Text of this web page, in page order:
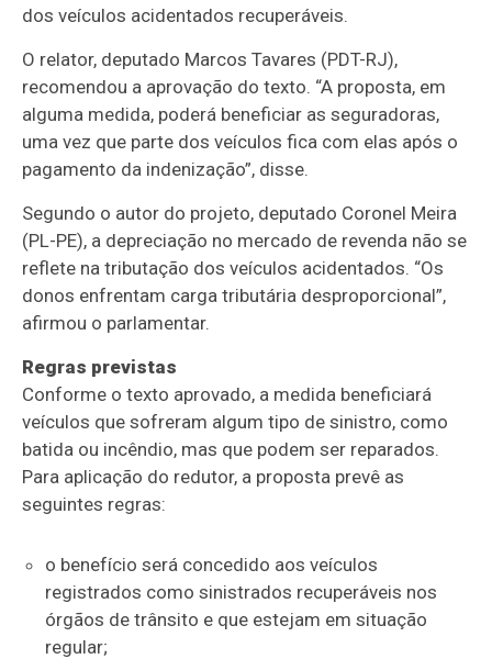
dos veículos acidentados recuperáveis.
O relator, deputado Marcos Tavares (PDT-RJ),
recomendou a aprovação do texto. “A proposta, em
alguma medida, poderá beneficiar as seguradoras,
uma vez que parte dos veículos fica com elas após o
pagamento da indenização”, disse.
Segundo o autor do projeto, deputado Coronel Meira
(PL-PE), a depreciação no mercado de revenda não se
reflete na tributação dos veículos acidentados. “Os
donos enfrentam carga tributária desproporcional”,
afirmou o parlamentar.
Regras previstas
Conforme o texto aprovado, a medida beneficiará
veículos que sofreram algum tipo de sinistro, como
batida ou incêndio, mas que podem ser reparados.
Para aplicação do redutor, a proposta prevê as
seguintes regras:
o benefício será concedido aos veículos
registrados como sinistrados recuperáveis nos
órgãos de trânsito e que estejam em situação
regular;